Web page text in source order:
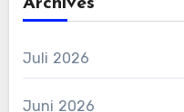
Archives
Juli 2026
Juni 2026